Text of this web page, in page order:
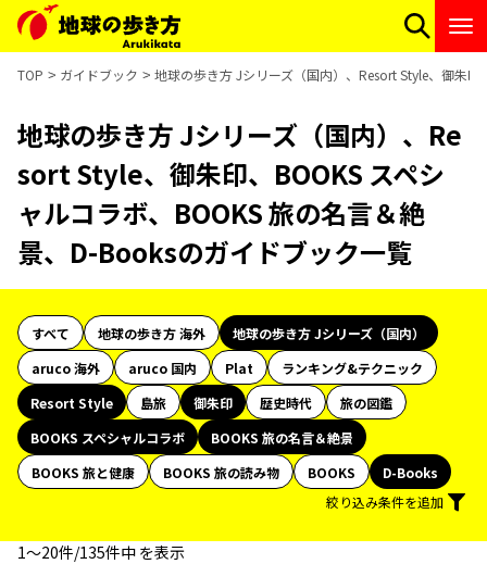
TOP ガイドブック 地球の歩き方 Jシリーズ（国内）、Resort Style、御朱
地球の歩き方 Jシリーズ（国内）、Re
sort Style、御朱印、BOOKS スペシ
ャルコラボ、BOOKS 旅の名言＆絶
景、D-Booksのガイドブック一覧
すべて 地球の歩き方 海外
地球の歩き方 Jシリーズ（国内）
aruco 海外
aruco 国内 Plat
ランキング&テクニック
Resort Style
島旅 御朱印 歴史時代
旅の図鑑
BOOKS スペシャルコラボ
BOOKS 旅の名言＆絶景
BOOKS 旅と健康
BOOKS 旅の読み物 BOOKS
D-Books
絞り込み条件を追加
1〜20件/135件中 を表示